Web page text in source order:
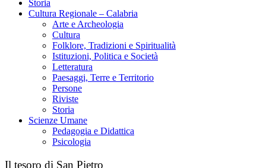
Storia
Cultura Regionale – Calabria
Arte e Archeologia
Cultura
Folklore, Tradizioni e Spiritualità
Istituzioni, Politica e Società
Letteratura
Paesaggi, Terre e Territorio
Persone
Riviste
Storia
Scienze Umane
Pedagogia e Didattica
Psicologia
Il tesoro di San Pietro